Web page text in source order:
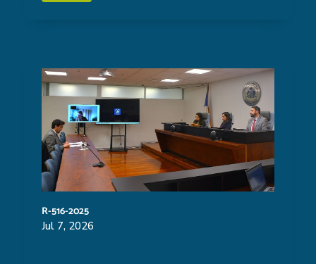
R-516-2025
Jul 7, 2026